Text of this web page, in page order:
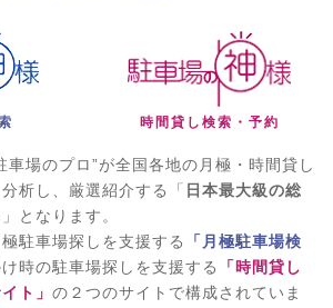
時間貸し検索・予約
車場のプロ”が全国各地の月極・時間貸し
析し、厳選紹介する「 日本最大級の総
」となります。
駐車場探しを支援する
「月極駐車場検
時の駐車場探しを支援する
「時間貸し
ト」 の２つのサイトで構成されていま